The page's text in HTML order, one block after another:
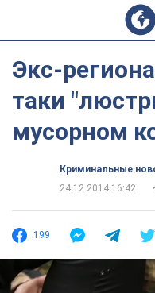
Экс-
таки
мусорном
Криминальные
24.12.2014 16:42
199